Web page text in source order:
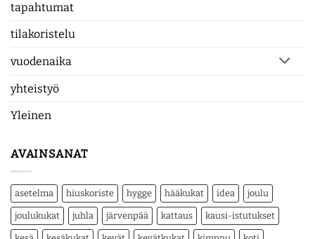
tapahtumat
tilakoristelu
vuodenaika
yhteistyö
Yleinen
AVAINSANAT
asetelma hiuskoriste hygge hääkukat idea joulu
joulukukat juhla järvenpää kattaus kausi-istutukset